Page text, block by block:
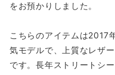
をお預かりしました。
こちらのアイテムは2017
気モデルで、上質なレザ
です。長年ストリートシ